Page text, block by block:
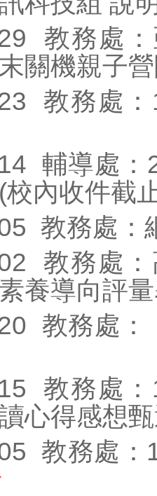
教務處
關機親子
教務處
輔導處：
校內收件截
05教務處：
教務處
養導向評
教務處：
教務處
心得感想
05教務處：